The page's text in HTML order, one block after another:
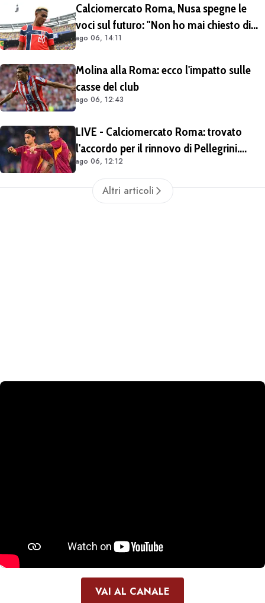
Calciomercato Roma, Nusa spegne le
voci sul futuro: "Non ho mai chiesto di
lasciare il Lipsia. I media possono scrivere
ago 06, 14:11
Molina alla Roma: ecco l'impatto sulle
casse del club
ago 06, 12:43
LIVE - Calciomercato Roma: trovato
l'accordo per il rinnovo di Pellegrini.
Prolungamento di un solo anno
ago 06, 12:12
Altri articoli
VAI AL CANALE